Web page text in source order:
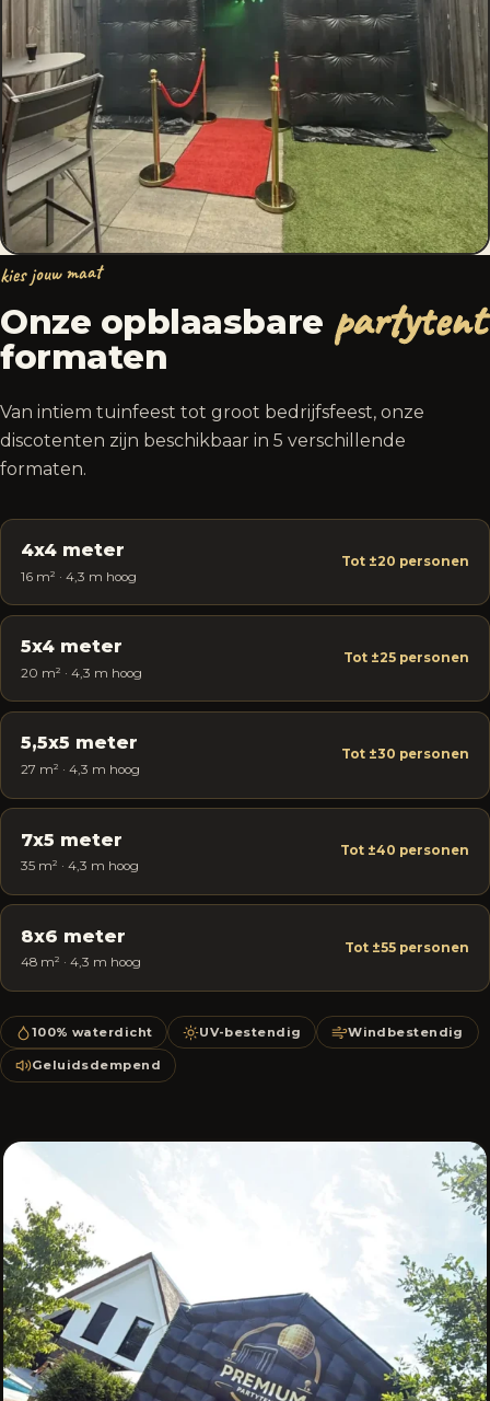
kies jouw maat
Onze opblaasbare partytent
formaten
Van intiem tuinfeest tot groot bedrijfsfeest, onze
discotenten zijn beschikbaar in 5 verschillende
formaten.
4x4 meter
16 m² · 4,3 m hoog
Tot ±20 personen
5x4 meter
20 m² · 4,3 m hoog
Tot ±25 personen
5,5x5 meter
27 m² · 4,3 m hoog
Tot ±30 personen
7x5 meter
35 m² · 4,3 m hoog
Tot ±40 personen
8x6 meter
48 m² · 4,3 m hoog
Tot ±55 personen
100% waterdicht UV-bestendig Windbestendig
Geluidsdempend